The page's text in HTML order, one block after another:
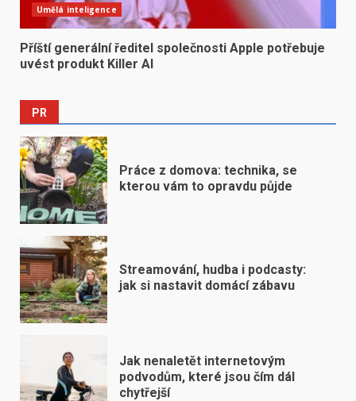
Umělá inteligence
Příští generální ředitel společnosti Apple potřebuje
uvést produkt Killer AI
PR
Práce z domova: technika, se
kterou vám to opravdu půjde
Streamování, hudba i podcasty:
jak si nastavit domácí zábavu
Jak nenaletět internetovým
podvodům, které jsou čím dál
chytřejší